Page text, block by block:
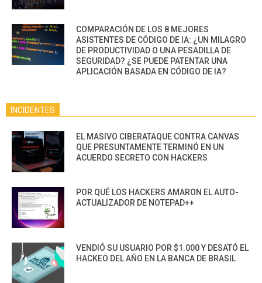
COMPARACIÓN DE LOS 8 MEJORES
ASISTENTES DE CÓDIGO DE IA: ¿UN MILAGRO
DE PRODUCTIVIDAD O UNA PESADILLA DE
SEGURIDAD? ¿SE PUEDE PATENTAR UNA
APLICACIÓN BASADA EN CÓDIGO DE IA?
INCIDENTES
EL MASIVO CIBERATAQUE CONTRA CANVAS
QUE PRESUNTAMENTE TERMINÓ EN UN
ACUERDO SECRETO CON HACKERS
POR QUÉ LOS HACKERS AMARON EL AUTO-
ACTUALIZADOR DE NOTEPAD++
VENDIÓ SU USUARIO POR $1.000 Y DESATÓ EL
HACKEO DEL AÑO EN LA BANCA DE BRASIL